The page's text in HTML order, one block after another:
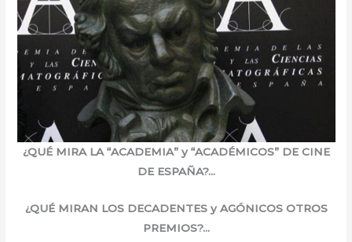
¿QUÉ MIRA LA “ACADEMIA” y “ACADÉMICOS” DE CINE
DE ESPAÑA?…
¿QUÉ MIRAN LOS DECADENTES y AGÓNICOS OTROS
PREMIOS?…